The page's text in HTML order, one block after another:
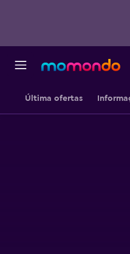
Última ofertas